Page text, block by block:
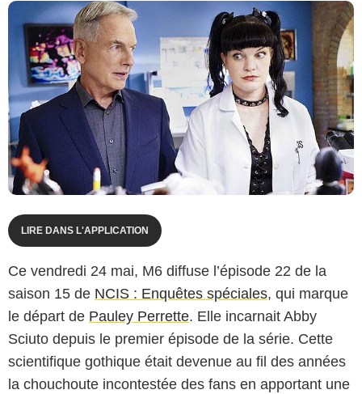
LIRE DANS L'APPLICATION
Ce vendredi 24 mai, M6 diffuse l’épisode 22 de la
saison 15 de NCIS : Enquêtes spéciales, qui marque
le départ de Pauley Perrette. Elle incarnait Abby
Sciuto depuis le premier épisode de la série. Cette
scientifique gothique était devenue au fil des années
la chouchoute incontestée des fans en apportant une